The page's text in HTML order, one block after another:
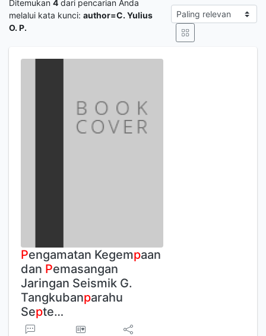
Ditemukan 4 dari pencarian Anda
melalui kata kunci: author=C. Yulius
O. P.
Pengamatan Kegempaan
dan Pemasangan
Jaringan Seismik G.
Tangkubanparahu
Septe…